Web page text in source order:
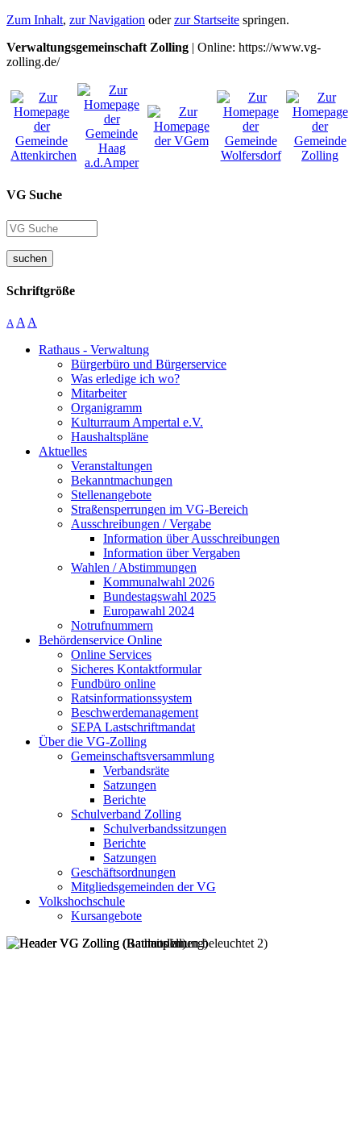
Zum Inhalt, zur Navigation oderzur Startseite springen.
Verwaltungsgemeinschaft Zolling | Online: https://www.vg-
zolling.de/
VG Suche
suchen
Schriftgröße
A A A
Rathaus - Verwaltung
Bürgerbüro und Bürgerservice
Was erledige ich wo?
Mitarbeiter
Organigramm
Kulturraum Ampertal e.V.
Haushaltspläne
Aktuelles
Veranstaltungen
Bekanntmachungen
Stellenangebote
Straßensperrungen im VG-Bereich
Ausschreibungen / Vergabe
Information über Ausschreibungen
Information über Vergaben
Wahlen / Abstimmungen
Kommunalwahl 2026
Bundestagswahl 2025
Europawahl 2024
Notrufnummern
Behördenservice Online
Online Services
Sicheres Kontaktformular
Fundbüro online
Ratsinformationssystem
Beschwerdemanagement
SEPA Lastschriftmandat
Über die VG-Zolling
Gemeinschaftsversammlung
Verbandsräte
Satzungen
Berichte
Schulverband Zolling
Schulverbandssitzungen
Berichte
Satzungen
Geschäftsordnungen
Mitgliedsgemeinden der VG
Volkshochschule
Kursangebote